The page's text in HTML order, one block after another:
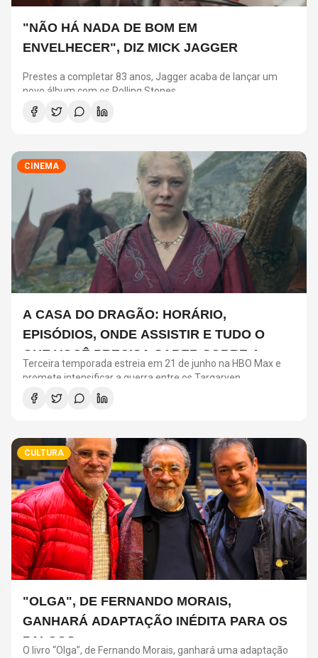
"NÃO HÁ NADA DE BOM EM
ENVELHECER", DIZ MICK JAGGER
Prestes a completar 83 anos, Jagger acaba de lançar um
novo álbum com os Rolling Stones
CINEMA
A CASA DO DRAGÃO: HORÁRIO,
EPISÓDIOS, ONDE ASSISTIR E TUDO O
QUE VOCÊ PRECISA SABER SOBRE A
NOVA TEMPORADA
Terceira temporada estreia em 21 de junho na HBO Max e
promete intensificar a guerra entre os Targaryen
CULTURA
"OLGA", DE FERNANDO MORAIS,
GANHARÁ ADAPTAÇÃO INÉDITA PARA OS
PALCOS
O livro “Olga”, de Fernando Morais, ganhará uma adaptação